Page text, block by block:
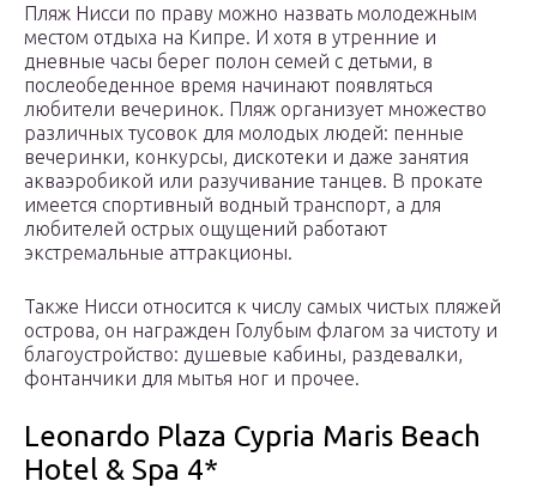
Пляж Нисси по праву можно назвать молодежным
местом отдыха на Кипре. И хотя в утренние и
дневные часы берег полон семей с детьми, в
послеобеденное время начинают появляться
любители вечеринок. Пляж организует множество
различных тусовок для молодых людей: пенные
вечеринки, конкурсы, дискотеки и даже занятия
акваэробикой или разучивание танцев. В прокате
имеется спортивный водный транспорт, а для
любителей острых ощущений работают
экстремальные аттракционы.
Также Нисси относится к числу самых чистых пляжей
острова, он награжден Голубым флагом за чистоту и
благоустройство: душевые кабины, раздевалки,
фонтанчики для мытья ног и прочее.
Leonardo Plaza Cypria Maris Beach
Hotel & Spa 4*